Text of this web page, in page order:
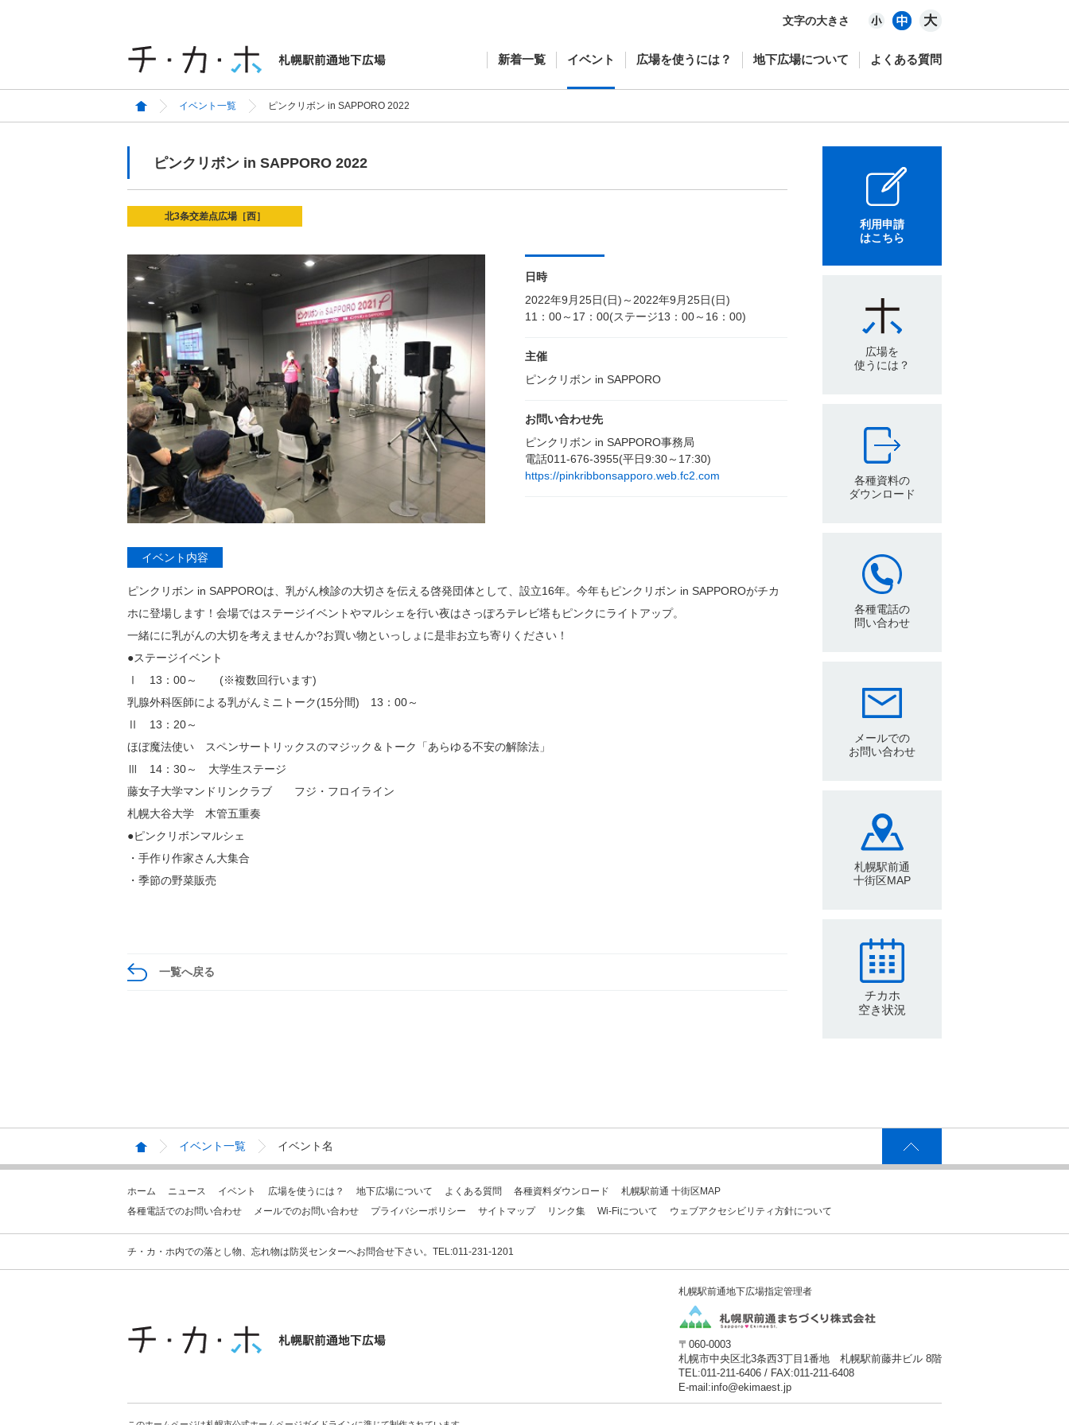
文字の大きさ
新着一覧 イベント 広場を使うには？ 地下広場について よくある質問
イベント一覧 ピンクリボン in SAPPORO 2022
ピンクリボン in SAPPORO 2022
北3条交差点広場［西］
日時
2022年9月25日(日)～2022年9月25日(日)
11：00～17：00(ステージ13：00～16：00)
主催
ピンクリボン in SAPPORO
お問い合わせ先
ピンクリボン in SAPPORO事務局
電話011-676-3955(平日9:30～17:30)
https://pinkribbonsapporo.web.fc2.com
イベント内容
ピンクリボン in SAPPOROは、乳がん検診の大切さを伝える啓発団体として、設立16年。今年もピンクリボン in SAPPOROがチカ
ホに登場します！会場ではステージイベントやマルシェを行い夜はさっぽろテレビ塔もピンクにライトアップ。
一緒にに乳がんの大切を考えませんか?お買い物といっしょに是非お立ち寄りください！
●ステージイベント
Ⅰ 13：00～ (※複数回行います)
乳腺外科医師による乳がんミニトーク(15分間) 13：00～
Ⅱ 13：20～
ほぼ魔法使い スペンサートリックスのマジック＆トーク「あらゆる不安の解除法」
Ⅲ 14：30～ 大学生ステージ
藤女子大学マンドリンクラブ フジ・フロイライン
札幌大谷大学 木管五重奏
●ピンクリボンマルシェ
・手作り作家さん大集合
・季節の野菜販売
一覧へ戻る
利用申請
はこちら
広場を
使うには？
各種資料の
ダウンロード
各種電話の
問い合わせ
メールでの
お問い合わせ
札幌駅前通
十街区MAP
チカホ
空き状況
イベント一覧 イベント名
ホーム ニュース イベント 広場を使うには？ 地下広場について よくある質問 各種資料ダウンロード
札幌駅前通 十街区MAP
各種電話でのお問い合わせ
メールでのお問い合わせ プライバシーポリシー サイトマップ リンク集 Wi-Fiについて ウェブアクセシビリティ方針について
チ・カ・ホ内での落とし物、忘れ物は防災センターへお問合せ下さい。TEL:011-231-1201
札幌駅前通地下広場指定管理者
〒060-0003
札幌市中央区北3条西3丁目1番地 札幌駅前藤井ビル 8階
TEL:011-211-6406 / FAX:011-211-6408
E-mail:info@ekimaest.jp